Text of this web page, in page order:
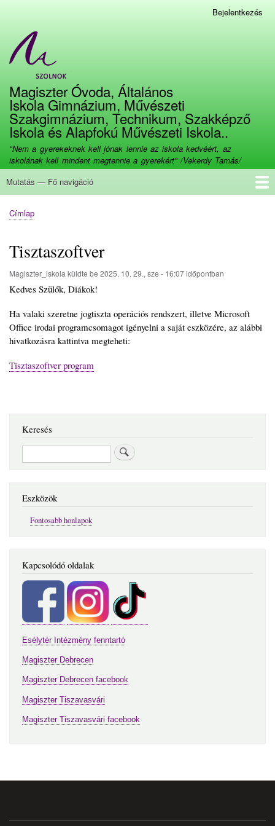
menüje
Bejelentkezés
Magiszter Óvoda, Általános
Iskola Gimnázium, Művészeti
Szakgimnázium, Technikum, Szakképző
Iskola és Alapfokú Művészeti Iskola..
"Nem a gyerekeknek kell jónak lennie az iskola kedvéért, az
iskolának kell mindent megtennie a gyerekért" /Vekerdy Tamás/
Fő
Mutatás — Fő navigáció
Címlap
Bemutatkozás
Kapcsolat
Beiratkozás
Továbbtanulás
Munkatársaink
Dokumentumok
Galéria
E-kréta
Képzéseink
Büszkeségeink
Eseménynaptár
Tananyagok
Morzsa
Címlap
Tisztaszoftver
Magiszter_iskola küldte be 2025. 10. 29., sze - 16:07időpontban
Kedves Szülők, Diákok!
Ha valaki szeretne jogtiszta operációs rendszert, illetve Microsoft
Office irodai programcsomagot igényelni a saját eszközére, az alábbi
hivatkozásra kattintva megteheti:
Tisztaszoftver program
Keresés
Keresés
Eszközök
Fontosabb honlapok
Kapcsolódó oldalak
Esélytér Intézmény fenntartó
Magiszter Debrecen
Magiszter Debrecen facebook
Magiszter Tiszavasvári
Magiszter Tiszavasvári facebook